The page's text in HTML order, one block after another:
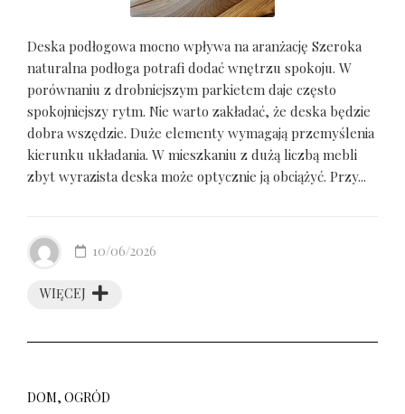
Deska podłogowa mocno wpływa na aranżację Szeroka
naturalna podłoga potrafi dodać wnętrzu spokoju. W
porównaniu z drobniejszym parkietem daje często
spokojniejszy rytm. Nie warto zakładać, że deska będzie
dobra wszędzie. Duże elementy wymagają przemyślenia
kierunku układania. W mieszkaniu z dużą liczbą mebli
zbyt wyrazista deska może optycznie ją obciążyć. Przy...
WIĘCEJ
10/06/2026
DOM, OGRÓD